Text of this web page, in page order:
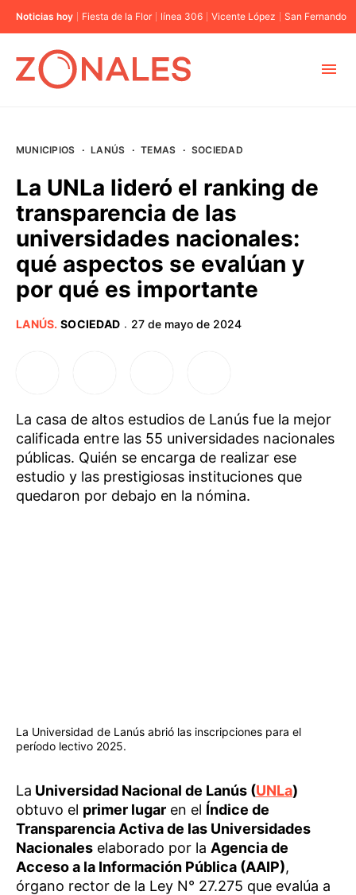
Noticias hoy Fiesta de la Flor línea 306 Vicente López San Fernando
BUENOS AIRES
PROVINCIAS
MUNICIPIOS · LANÚS · TEMAS · SOCIEDAD
La UNLa lideró el ranking de
transparencia de las
universidades nacionales:
qué aspectos se evalúan y
por qué es importante
LANÚS. SOCIEDAD · 27 de mayo de 2024
La casa de altos estudios de Lanús fue la mejor
calificada entre las 55 universidades nacionales
públicas. Quién se encarga de realizar ese
estudio y las prestigiosas instituciones que
quedaron por debajo en la nómina.
La Universidad de Lanús abrió las inscripciones para el
período lectivo 2025.
La Universidad Nacional de Lanús (UNLa)
obtuvo el primer lugar en el Índice de
Transparencia Activa de las Universidades
Nacionales elaborado por la Agencia de
Acceso a la Información Pública (AAIP),
órgano rector de la Ley N° 27.275 que evalúa a